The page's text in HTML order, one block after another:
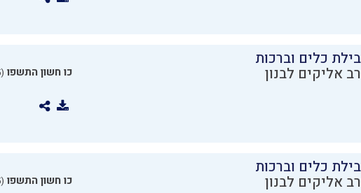
כלים וברכות
אליקים לבנון כו חשון התשפו (17.11.2025)
כלים וברכות
אליקים לבנון כו חשון התשפו (17.11.2025)